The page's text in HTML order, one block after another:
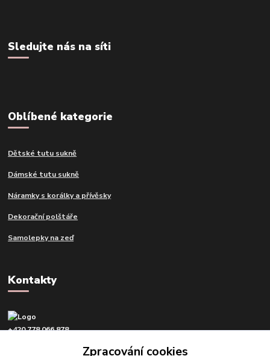
Sledujte nás na síti
Oblíbené kategorie
Dětské tutu sukně
Dámské tutu sukně
Náramky s korálky a přívěsky
Dekorační polštáře
Samolepky na zeď
Kontakty
+420 778 066 878
Zpracování cookies